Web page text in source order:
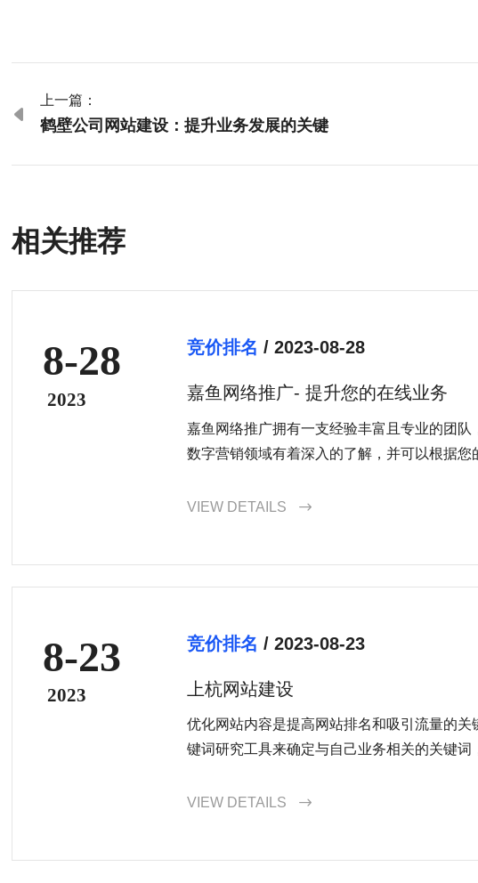

上一篇：
鹤壁公司网站建设：提升业务发展的关键
相关推荐
8-28
2023
竞价排名/ 2023-08-28
嘉鱼网络推广- 提升您的在线业务
嘉鱼网络推广拥有一支经验丰富且专业的团队
数字营销领域有着深入的了解，并可以根据您
是增加社交媒体的曝光率，嘉鱼网络推广都能
VIEW DETAILS 
8-23
2023
竞价排名/ 2023-08-23
上杭网站建设
优化网站内容是提高网站排名和吸引流量的关
键词研究工具来确定与自己业务相关的关键词
质量的内容，提供有价值的信息给访问者。
VIEW DETAILS 